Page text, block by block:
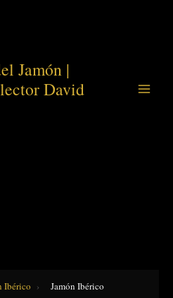
Jamón |
David
Ibérico ›
Jamón Ibérico